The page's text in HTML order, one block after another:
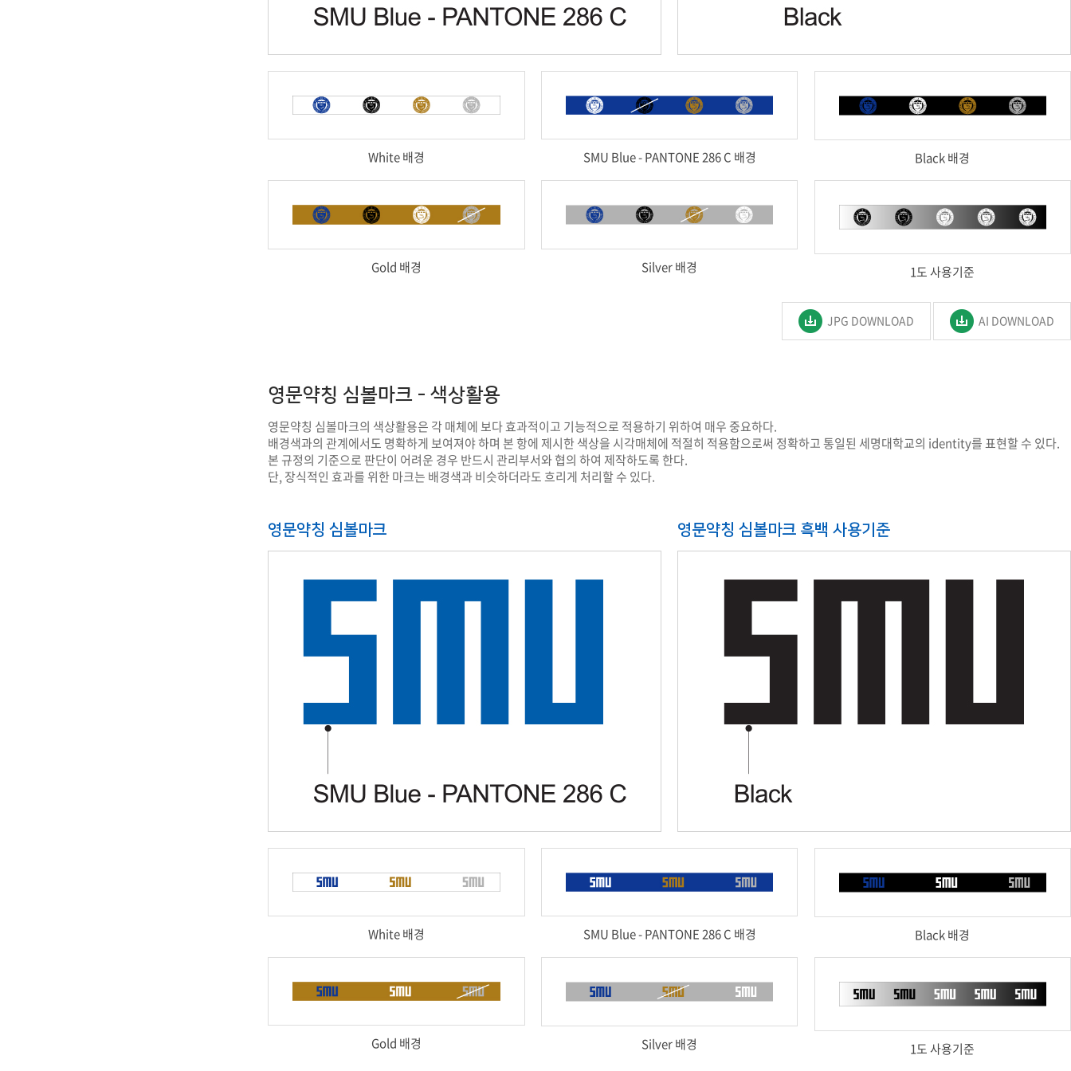
White 배경 SMU Blue - PANTONE 286 C 배경 Black 배경
Gold 배경 Silver 배경 1도 사용기준
JPG DOWNLOAD AI DOWNLOAD
영문약칭 심볼마크 - 색상활용
영문약칭 심볼마크의 색상활용은 각 매체에 보다 효과적이고 기능적으로 적용하기 위하여 매우 중요하다.
배경색과의 관계에서도 명확하게 보여져야 하며 본 항에 제시한 색상을 시각매체에 적절히 적용함으로써 정확하고 통일된 세명대학교의 identity를 표현할 수 있다.
본 규정의 기준으로 판단이 어려운 경우 반드시 관리부서와 협의 하여 제작하도록 한다.
단, 장식적인 효과를 위한 마크는 배경색과 비슷하더라도 흐리게 처리할 수 있다.
영문약칭 심볼마크 영문약칭 심볼마크 흑백 사용기준
White 배경 SMU Blue - PANTONE 286 C 배경 Black 배경
Gold 배경 Silver 배경 1도 사용기준